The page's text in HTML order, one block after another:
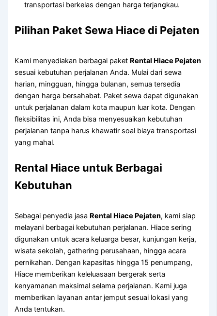
transportasi berkelas dengan harga terjangkau.
Pilihan Paket Sewa Hiace di Pejaten
Kami menyediakan berbagai paket Rental Hiace Pejaten
sesuai kebutuhan perjalanan Anda. Mulai dari sewa
harian, mingguan, hingga bulanan, semua tersedia
dengan harga bersahabat. Paket sewa dapat digunakan
untuk perjalanan dalam kota maupun luar kota. Dengan
fleksibilitas ini, Anda bisa menyesuaikan kebutuhan
perjalanan tanpa harus khawatir soal biaya transportasi
yang mahal.
Rental Hiace untuk Berbagai
Kebutuhan
Sebagai penyedia jasa Rental Hiace Pejaten, kami siap
melayani berbagai kebutuhan perjalanan. Hiace sering
digunakan untuk acara keluarga besar, kunjungan kerja,
wisata sekolah, gathering perusahaan, hingga acara
pernikahan. Dengan kapasitas hingga 15 penumpang,
Hiace memberikan keleluasaan bergerak serta
kenyamanan maksimal selama perjalanan. Kami juga
memberikan layanan antar jemput sesuai lokasi yang
Anda tentukan.